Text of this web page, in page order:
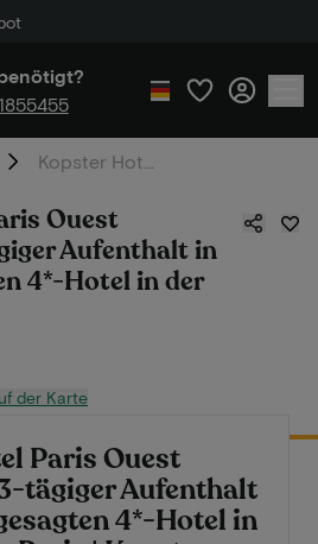
Ouest
Aufenthalt in
4*-Hotel in der
der Karte
Paris Ouest
tägiger Aufenthalt
4*-Hotel in